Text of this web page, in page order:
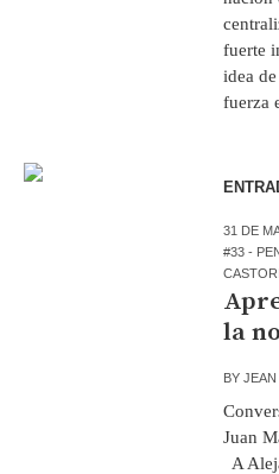
fuerte
idea
fuerza
31 DE
#33 -
la
BY
Juan
A